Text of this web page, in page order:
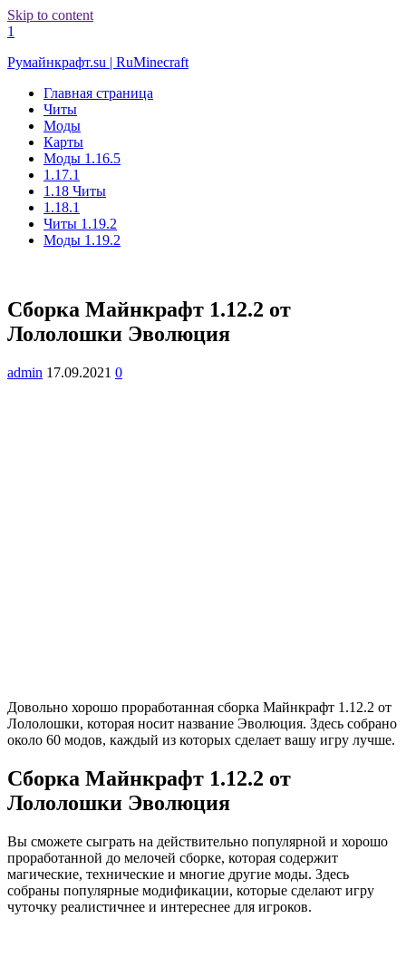
Skip to content
1
Румайнкрафт.su | RuMinecraft
Главная страница
Читы
Моды
Карты
Моды 1.16.5
1.17.1
1.18 Читы
1.18.1
Читы 1.19.2
Моды 1.19.2
Сборка Майнкрафт 1.12.2 от
Лололошки Эволюция
admin 17.09.2021 0
Довольно хорошо проработанная сборка Майнкрафт 1.12.2 от
Лололошки, которая носит название Эволюция. Здесь собрано
около 60 модов, каждый из которых сделает вашу игру лучше.
Сборка Майнкрафт 1.12.2 от
Лололошки Эволюция
Вы сможете сыграть на действительно популярной и хорошо
проработанной до мелочей сборке, которая содержит
магические, технические и многие другие моды. Здесь
собраны популярные модификации, которые сделают игру
чуточку реалистичнее и интереснее для игроков.